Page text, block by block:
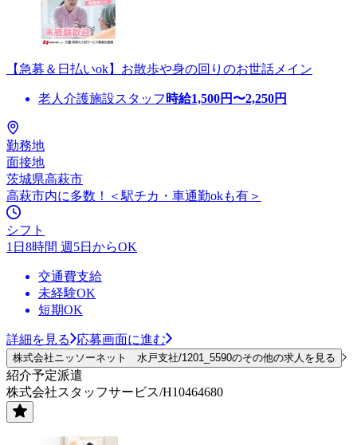
【急募＆日払いok】お散歩や身の回りのお世話メイン
老人介護施設スタッフ 時給1,500円〜2,250円
勤務地
面接地
茨城県高萩市
高萩市内に多数！＜駅チカ・車通勤okも有＞
シフト
1日8時間 週5日からOK
交通費支給
未経験OK
短期OK
詳細を見る 応募画面に進む
株式会社ニッソーネット 水戸支社/1201_5590のその他の求人を見る
紹介予定派遣
株式会社スタッフサービス/H10464680